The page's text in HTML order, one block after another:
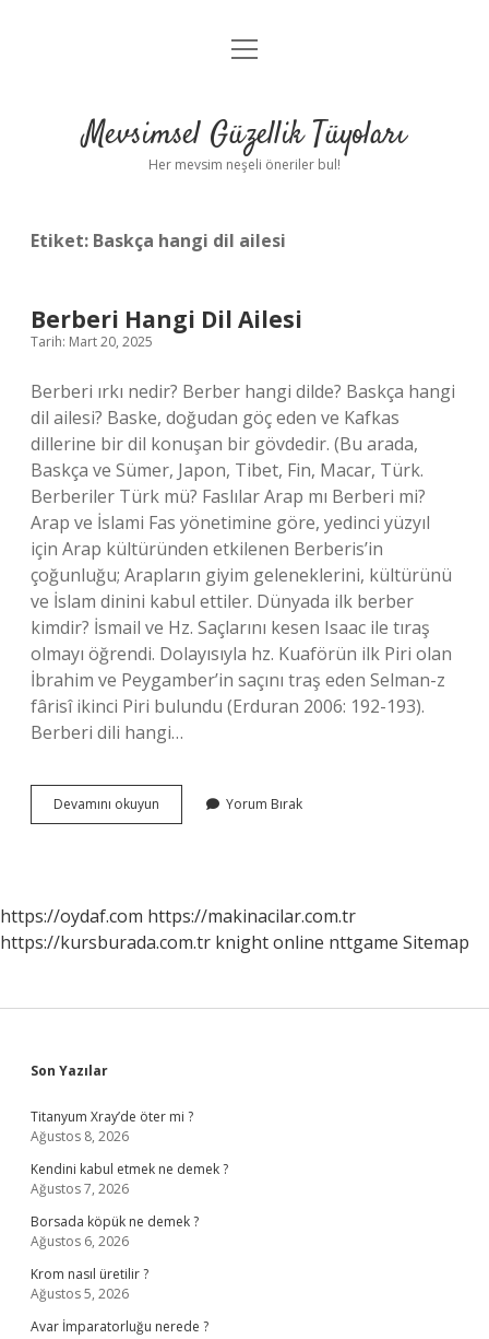
Anasayfa
Yasal Uyarı
menüyü
Mevsimsel Güzellik Tüyoları
Her mevsim neşeli öneriler bul!
Etiket: Baskça hangi dil ailesi
Berberi Hangi Dil Ailesi
Tarih: Mart 20, 2025
Berberi ırkı nedir? Berber hangi dilde? Baskça hangi
dil ailesi? Baske, doğudan göç eden ve Kafkas
dillerine bir dil konuşan bir gövdedir. (Bu arada,
Baskça ve Sümer, Japon, Tibet, Fin, Macar, Türk.
Berberiler Türk mü? Faslılar Arap mı Berberi mi?
Arap ve İslami Fas yönetimine göre, yedinci yüzyıl
için Arap kültüründen etkilenen Berberis’in
çoğunluğu; Arapların giyim geleneklerini, kültürünü
ve İslam dinini kabul ettiler. Dünyada ilk berber
kimdir? İsmail ve Hz. Saçlarını kesen Isaac ile tıraş
olmayı öğrendi. Dolayısıyla hz. Kuaförün ilk Piri olan
İbrahim ve Peygamber’in saçını traş eden Selman-z
fârisî ikinci Piri bulundu (Erduran 2006: 192-193).
Berberi dili hangi…
Devamını okuyun
Hangi
Yorum Bırak
https://oydaf.com https://makinacilar.com.tr
https://kursburada.com.tr knight online nttgame Sitemap
Sidebar
Son Yazılar
Titanyum Xray’de öter mi ?
Ağustos 8, 2026
Kendini kabul etmek ne demek ?
Ağustos 7, 2026
Borsada köpük ne demek ?
Ağustos 6, 2026
Krom nasıl üretilir ?
Ağustos 5, 2026
Avar İmparatorluğu nerede ?